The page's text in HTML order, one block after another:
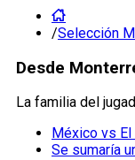
/Selección
Desde
La familia del
México vs
Se sumaría